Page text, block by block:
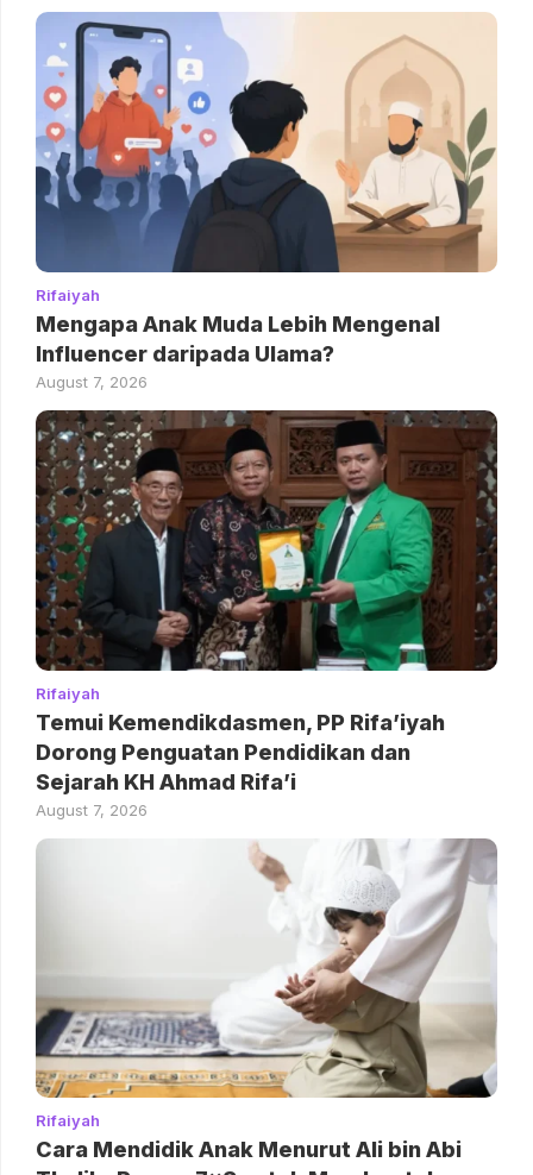
Rifaiyah
Mengapa Anak Muda Lebih Mengenal
Influencer daripada Ulama?
August 7, 2026
Rifaiyah
Temui Kemendikdasmen, PP Rifa’iyah
Dorong Penguatan Pendidikan dan
Sejarah KH Ahmad Rifa’i
August 7, 2026
Rifaiyah
Cara Mendidik Anak Menurut Ali bin Abi